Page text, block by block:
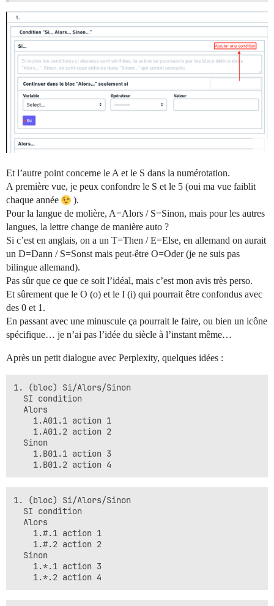
Et l’autre point concerne le A et le S dans la numérotation.
A première vue, je peux confondre le S et le 5 (oui ma vue faiblit
chaque année
).
Pour la langue de molière, A=Alors / S=Sinon, mais pour les autres
langues, la lettre change de manière auto ?
Si c’est en anglais, on a un T=Then / E=Else, en allemand on aurait
un D=Dann / S=Sonst mais peut-être O=Oder (je ne suis pas
bilingue allemand).
Pas sûr que ce que ce soit l’idéal, mais c’est mon avis très perso.
Et sûrement que le O (o) et le I (i) qui pourrait être confondus avec
des 0 et 1.
En passant avec une minuscule ça pourrait le faire, ou bien un icône
spécifique… je n’ai pas l’idée du siècle à l’instant même…
Après un petit dialogue avec Perplexity, quelques idées :
1. (bloc) Si/Alors/Sinon
  SI condition
  Alors
    1.A01.1 action 1
    1.A01.2 action 2
  Sinon
    1.B01.1 action 3
1. (bloc) Si/Alors/Sinon
  SI condition
  Alors
    1.#.1 action 1
    1.#.2 action 2
  Sinon
    1.*.1 action 3